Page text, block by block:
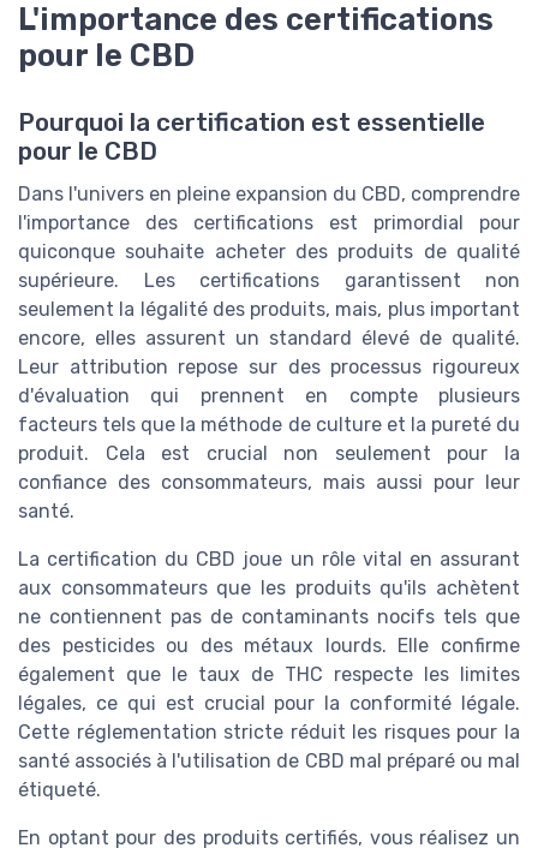
L'importance des certifications
pour le CBD
Pourquoi la certification est essentielle
pour le CBD
Dans l'univers en pleine expansion du CBD, comprendre
l'importance des certifications est primordial pour
quiconque souhaite acheter des produits de qualité
supérieure. Les certifications garantissent non
seulement la légalité des produits, mais, plus important
encore, elles assurent un standard élevé de qualité.
Leur attribution repose sur des processus rigoureux
d'évaluation qui prennent en compte plusieurs
facteurs tels que la méthode de culture et la pureté du
produit. Cela est crucial non seulement pour la
confiance des consommateurs, mais aussi pour leur
santé.
La certification du CBD joue un rôle vital en assurant
aux consommateurs que les produits qu'ils achètent
ne contiennent pas de contaminants nocifs tels que
des pesticides ou des métaux lourds. Elle confirme
également que le taux de THC respecte les limites
légales, ce qui est crucial pour la conformité légale.
Cette réglementation stricte réduit les risques pour la
santé associés à l'utilisation de CBD mal préparé ou mal
étiqueté.
En optant pour des produits certifiés, vous réalisez un